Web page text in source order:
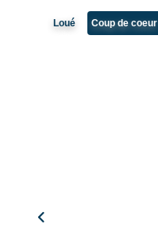
Loué Coup de coeur